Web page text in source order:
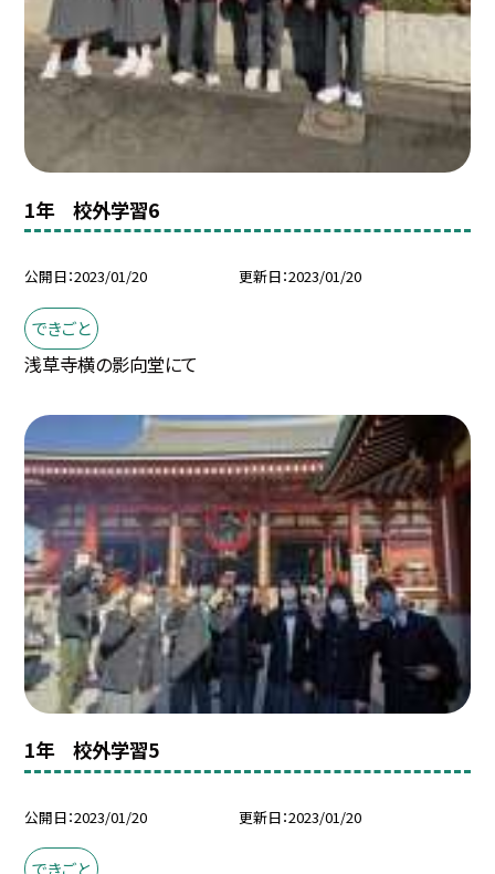
1年 校外学習6
公開日 2023/01/20 更新日 2023/01/20
できごと
浅草寺横の影向堂にて
1年 校外学習5
公開日 2023/01/20 更新日 2023/01/20
できごと